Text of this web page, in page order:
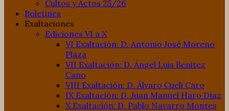
Cultos y Actos 25/26
Boletines
Exaltaciones
Ediciones VI a X
VI Exaltación: D. Antonio José Moreno
Plaza
VII Exaltación: D. Ángel Luis Benitez
Cano
VIII Exaltación: D. Álvaro Cueli Caro
IX Exaltación: D. Juan Manuel Haro Díaz
X Exaltación: D. Pablo Navarro Montes